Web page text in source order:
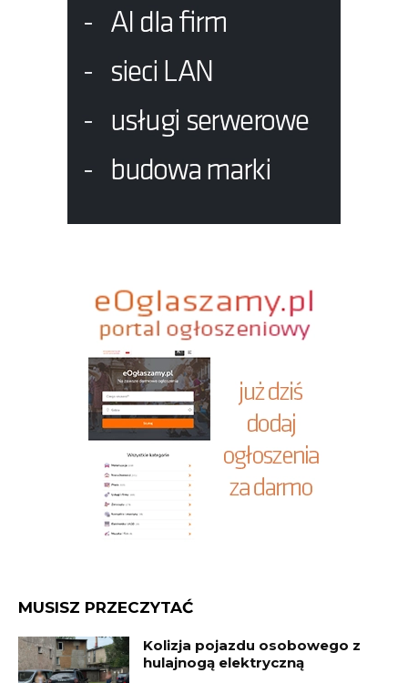
MUSISZ PRZECZYTAĆ
Kolizja pojazdu osobowego z
hulajnogą elektryczną